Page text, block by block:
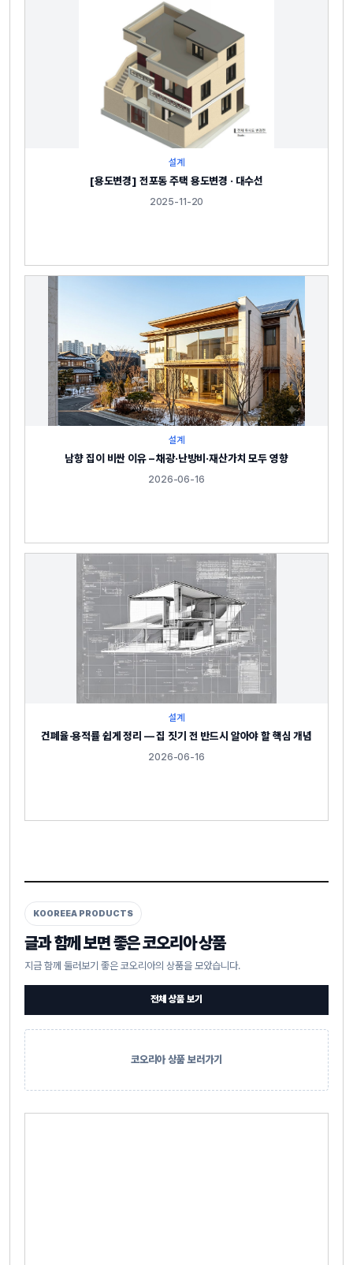
설계
[용도변경] 전포동 주택 용도변경 · 대수선
2025-11-20
설계
남향 집이 비싼 이유 – 채광·난방비·재산가치 모두 영향
2026-06-16
설계
건폐율·용적률 쉽게 정리 — 집 짓기 전 반드시 알아야 할 핵심 개념
2026-06-16
KOOREEA PRODUCTS
글과 함께 보면 좋은 코오리아 상품
지금 함께 둘러보기 좋은 코오리아의 상품을 모았습니다.
전체 상품 보기
코오리아 상품 보러가기